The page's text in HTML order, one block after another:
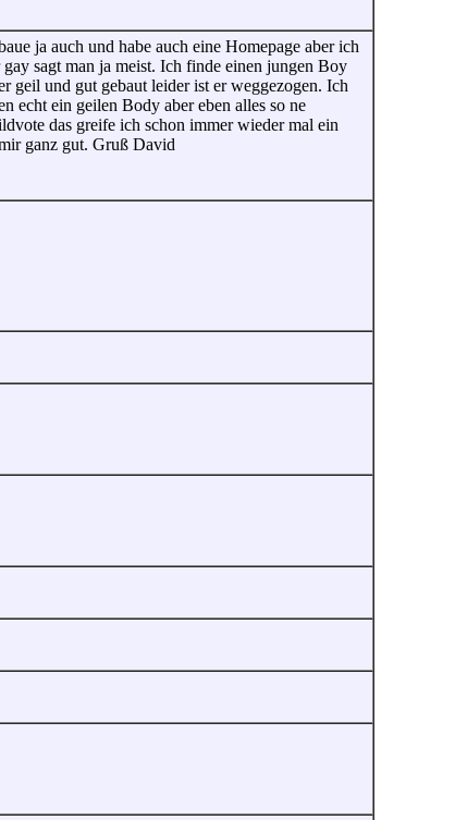
ja auch und habe auch eine Homepage aber ich
sagt man ja meist. Ich finde einen jungen Boy
geil und gut gebaut leider ist er weggezogen. Ich
echt ein geilen Body aber eben alles so ne
das greife ich schon immer wieder mal ein
ganz gut. Gruß David